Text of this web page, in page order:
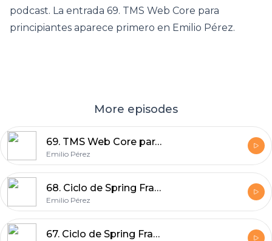
podcast. La entrada 69. TMS Web Core para
principiantes aparece primero en Emilio Pérez.
More episodes
69. TMS Web Core para principiantes
Emilio Pérez
68. Ciclo de Spring Framework: Spring Core Container
Emilio Pérez
67. Ciclo de Spring Framework: Spring Boot